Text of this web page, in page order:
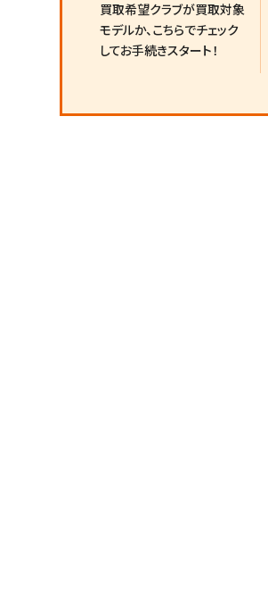
買取希望クラブが買取対象
モデルか、 こちらでチェック
してお手続きスタート！